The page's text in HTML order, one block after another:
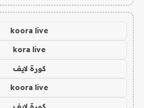
koora live
kora live
كورة لايف
koora live